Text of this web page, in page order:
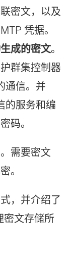
密文，以及
凭据。
成的密文。
群集控制器
通信。并
的服务和编
码。
需要密文
。
，并介绍了
密文存储所